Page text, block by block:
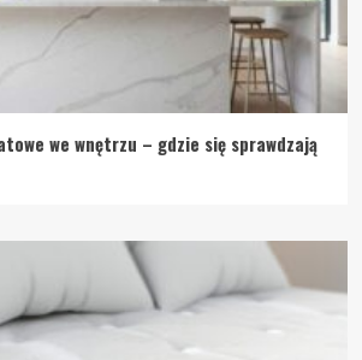
we wnętrzu – gdzie się sprawdzają